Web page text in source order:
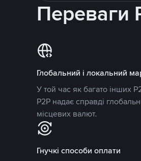
Переваги
Глобальний і локальний
У той час як багато інших
P2P надає справді
місцевих валют.
Гнучкі способи оплати